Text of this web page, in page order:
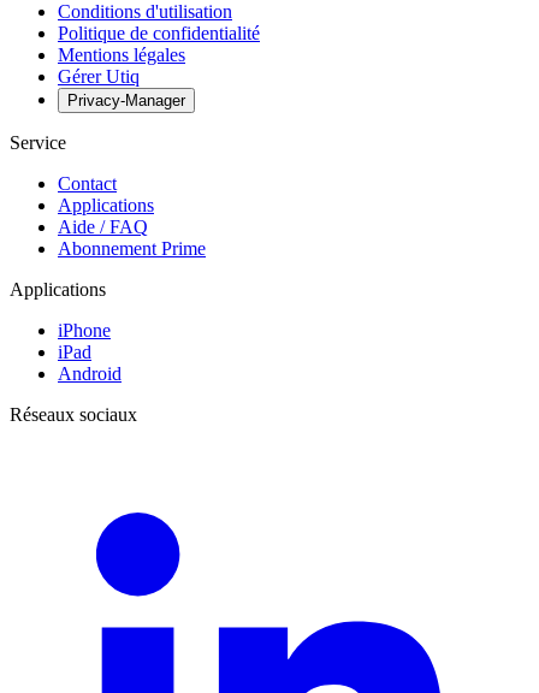
Conditions d'utilisation
Politique de confidentialité
Mentions légales
Gérer Utiq
Privacy-Manager
Service
Contact
Applications
Aide / FAQ
Abonnement Prime
Applications
iPhone
iPad
Android
Réseaux sociaux